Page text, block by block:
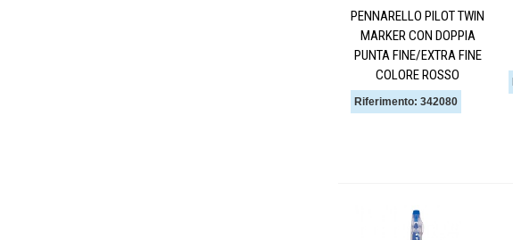
PENNARELLO PILOT TWIN
MARKER CON DOPPIA
PUNTA FINE/EXTRA FINE
COLORE ROSSO
Riferimento: 342080